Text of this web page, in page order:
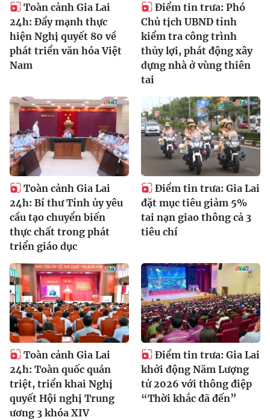
Toàn cảnh Gia Lai
24h: Đẩy mạnh thực
hiện Nghị quyết 80 về
phát triển văn hóa Việt
Nam
Điểm tin trưa: Phó
Chủ tịch UBND tỉnh
kiểm tra công trình
thủy lợi, phát động xây
dựng nhà ở vùng thiên
tai
Toàn cảnh Gia Lai
24h: Bí thư Tỉnh ủy yêu
cầu tạo chuyển biến
thực chất trong phát
triển giáo dục
Điểm tin trưa: Gia Lai
đặt mục tiêu giảm 5%
tai nạn giao thông cả 3
tiêu chí
Toàn cảnh Gia Lai
24h: Toàn quốc quán
triệt, triển khai Nghị
quyết Hội nghị Trung
ương 3 khóa XIV
Điểm tin trưa: Gia Lai
khởi động Năm Lượng
tử 2026 với thông điệp
“Thời khắc đã đến”